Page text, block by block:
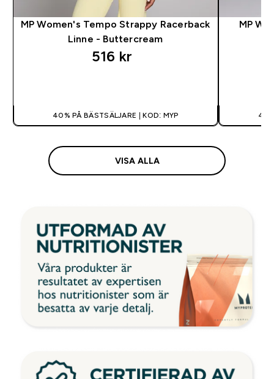
MP Women's Tempo Strappy Racerback
Linne - Buttercream
516 kr‎
40% PÅ BÄSTSÄLJARE | KOD: MYP
MP
VISA ALLA